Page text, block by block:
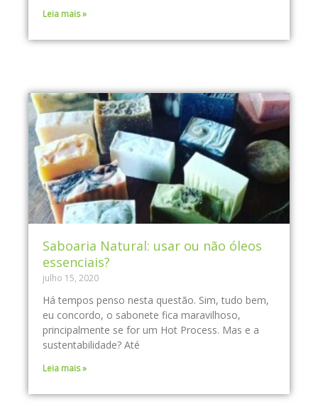
Leia mais »
Saboaria Natural: usar ou não óleos
essenciais?
julho 15, 2020
Há tempos penso nesta questão. Sim, tudo bem,
eu concordo, o sabonete fica maravilhoso,
principalmente se for um Hot Process. Mas e a
sustentabilidade? Até
Leia mais »